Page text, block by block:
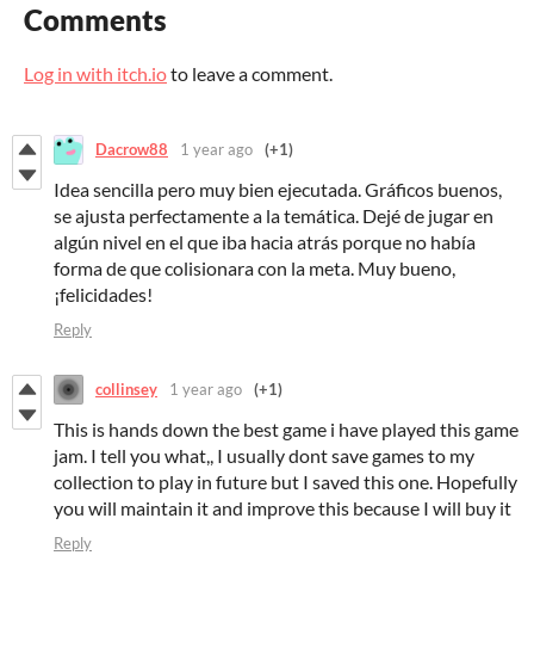
Comments
Log in with itch.ioto leave a comment.
Dacrow88 1 year ago (+1)
Idea sencilla pero muy bien ejecutada. Gráficos buenos,
se ajusta perfectamente a la temática. Dejé de jugar en
algún nivel en el que iba hacia atrás porque no había
forma de que colisionara con la meta. Muy bueno,
¡felicidades!
Reply
collinsey 1 year ago (+1)
This is hands down the best game i have played this game
jam. I tell you what,, I usually dont save games to my
collection to play in future but I saved this one. Hopefully
you will maintain it and improve this because I will buy it
Reply